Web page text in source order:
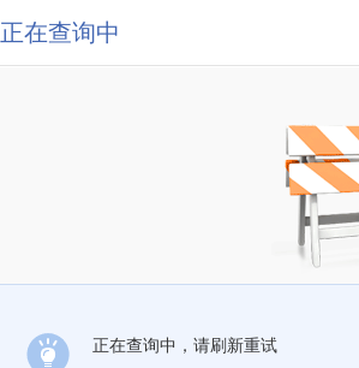
正在查询中
正在查询中，请刷新重试